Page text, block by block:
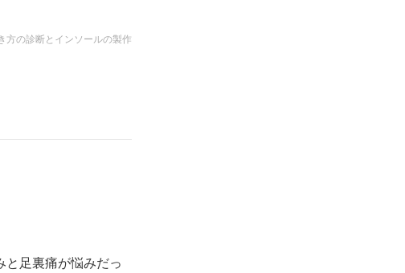
方の診断とインソールの製作
足裏痛が悩みだっ